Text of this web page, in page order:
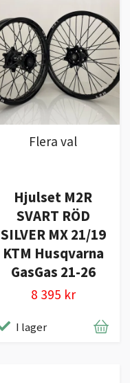
Flera val
Hjulset M2R
SVART RÖD
SILVER MX 21/19
KTM Husqvarna
GasGas 21-26
8 395 kr
I lager